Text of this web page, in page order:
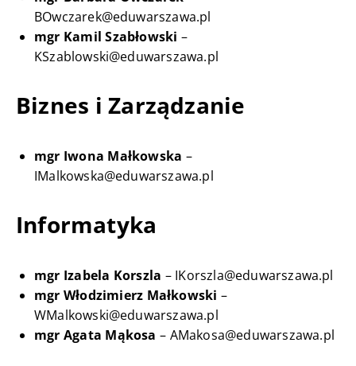
BOwczarek@eduwarszawa.pl
mgr Kamil Szabłowski –
KSzablowski@eduwarszawa.pl
Biznes i Zarządzanie
mgr Iwona Małkowska –
IMalkowska@eduwarszawa.pl
Informatyka
mgr Izabela Korszla – IKorszla@eduwarszawa.pl
mgr Włodzimierz Małkowski –
WMalkowski@eduwarszawa.pl
mgr Agata Mąkosa – AMakosa@eduwarszawa.pl